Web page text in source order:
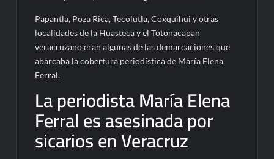
Papantla, Poza Rica, Tecolutla, Coxquihui y otras
localidades de la Huasteca y el Totonacapan
veracruzano eran algunas de las demarcaciones que
abarcaba la cobertura periodística de María Elena
Ferral.
La periodista María Elena
Ferral es asesinada por
sicarios en Veracruz